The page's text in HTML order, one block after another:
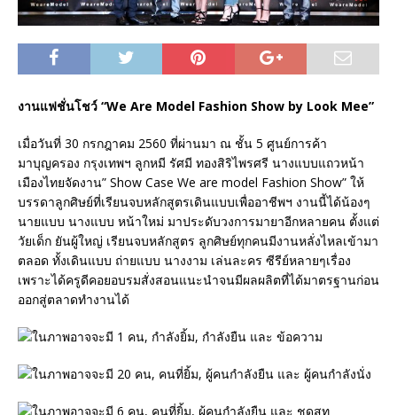
งานแฟชั่นโชว์ “We Are Model Fashion Show by Look Mee”
เมื่อวันที่ 30 กรกฎาคม 2560 ที่ผ่านมา ณ ชั้น 5 ศูนย์การค้า
มาบุญครอง กรุงเทพฯ ลูกหมี รัศมี ทองสิริไพรศรี นางแบบแถวหน้า
เมืองไทยจัดงาน” Show Case We are model Fashion Show” ให้
บรรดาลูกศิษย์ที่เรียนจบหลักสูตรเดินแบบเพื่ออาชีพฯ งานนี้ได้น้องๆ
นายแบบ นางแบบ หน้าใหม่ มาประดับวงการมายาอีกหลายคน ตั้งแต่
วัยเด็ก ยันผู้ใหญ่ เรียนจบหลักสูตร ลูกศิษย์ทุกคนมีงานหลั่งไหลเข้ามา
ตลอด ทั้งเดินแบบ ถ่ายแบบ นางงาม เล่นละคร ซีรีย์หลายๆเรื่อง
เพราะได้ครูดีคอยอบรมสั่งสอนแนะนำจนมีผลผลิตที่ได้มาตรฐานก่อน
ออกสู่ตลาดทำงานได้